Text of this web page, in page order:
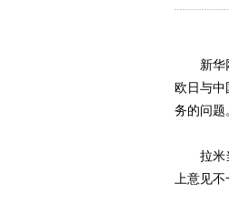
新华网
欧日与中
务的问题
拉米当
上意见